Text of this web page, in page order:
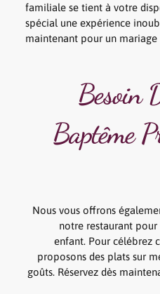
familiale se tient à votre
spécial une expérience
maintenant pour un mariage
Besoin
Baptême
Nous vous offrons
notre restaurant
enfant. Pour célébrez
proposons des plats sur
goûts. Réservez dès